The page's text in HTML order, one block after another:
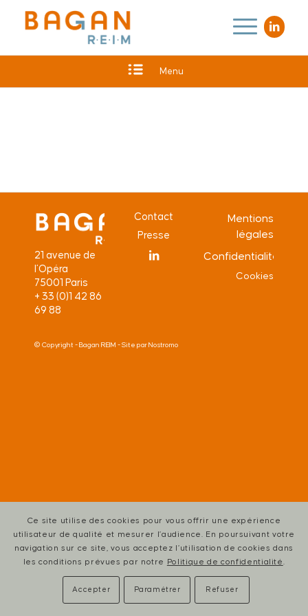
Menu
21 avenue de
l’Opéra
75001 Paris
+ 33 (0)1 42 86
69 88
Contact
Presse
Mentions
légales
Confidentialité
Cookies
© Copyright - Bagan REIM - Site par Nostromo
Ce site utilise des cookies pour vous offrir une expérience
utilisateur de qualité et mesurer l’audience. En poursuivant votre
navigation sur ce site, vous acceptez l’utilisation de cookies dans
les conditions prévues par notre Politique de confidentialité.
Accepter Paramétrer Refuser